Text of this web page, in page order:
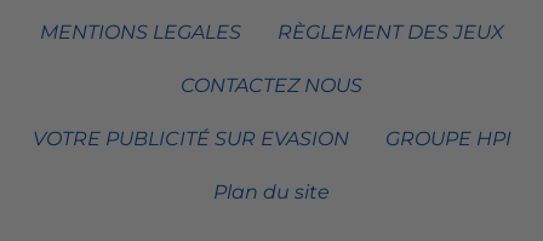
MENTIONS LEGALES RÈGLEMENT DES JEUX
CONTACTEZ NOUS
VOTRE PUBLICITÉ SUR EVASION GROUPE HPI
Plan du site